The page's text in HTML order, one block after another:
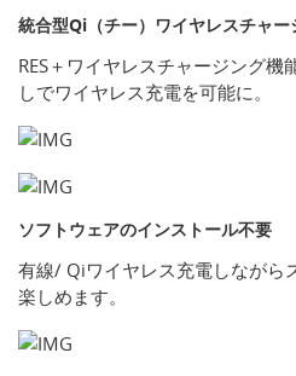
統合型Qi（チー）ワイヤレスチャ
RES＋ワイヤレスチャージング
しでワイヤレス充電を可能に。
ソフトウェアのインストール不要
有線/ Qiワイヤレス充電しながら
楽しめます。